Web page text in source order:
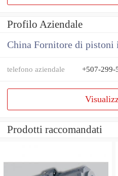
Profilo Aziendale
China Fornitore di pistoni
telefono aziendale +507-299-
Prodotti raccomandati